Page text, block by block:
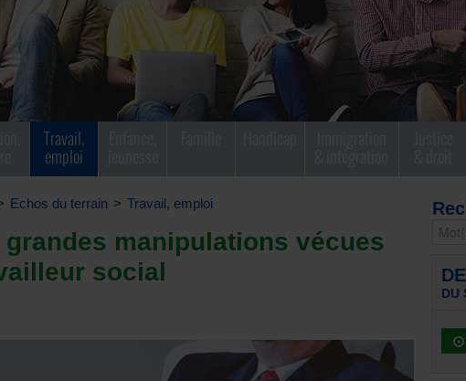
Travail,
emploi
Echos du terrain > Travail, emploi
grandes manipulations vécues
social
DU